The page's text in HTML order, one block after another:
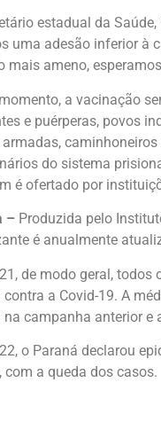
estadual da
uma adesão inferior à
mais ameno,
a vacinação
e puérperas, povos
do sistema
é ofertado por
– Produzida pelo
é anualmente
de modo geral,
a Covid-19. A
na campanha anterior e
o Paraná declarou
com a queda dos casos.